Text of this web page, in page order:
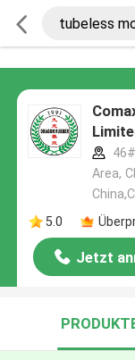
Area,
5.0
Jetzt